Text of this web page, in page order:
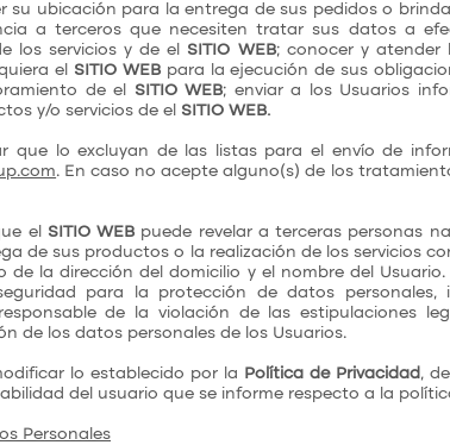
su ubicación para la entrega de sus pedidos o
a terceros que necesiten tratar sus datos a
los servicios y de el SITIO WEB; conocer y atender
el SITIO WEBpara la ejecución de sus
de el
SITIO WEB; enviar a los Usuarios
y/o servicios de el SITIO WEB.
que lo excluyan de las listas para el envío de
. En caso no acepte alguno(s) de los
el SITIO WEB puede revelar a terceras personas
de sus productos o la realización de los servicios
la dirección del domicilio y el nombre del Usuario.
para la protección de datos personales,
de la violación de las estipulaciones
de los datos personales de los Usuarios.
lo establecido por la Política de Privacidad ,
del usuario que se informe respecto a la
Personales